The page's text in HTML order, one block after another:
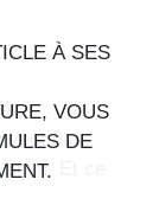
À SES
VOUS
DE
veut être
Et ce